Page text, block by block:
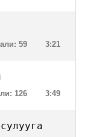
3:21
59
3:49
126